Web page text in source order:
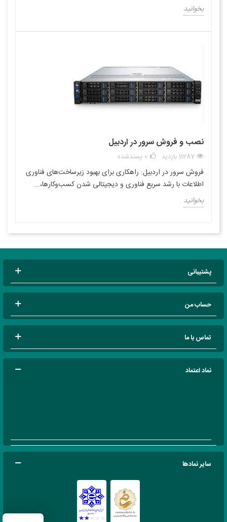
بخوانید
نصب و فروش سرور در اردبیل
11287 بازدید 0 پسندشده
فروش سرور در اردبیل: راهکاری برای بهبود زیرساخت‌های فناوری
اطلاعات با رشد سریع فناوری و دیجیتالی شدن کسب‌وکارها،...
بخوانید
پشتیبانی
حساب من
تماس با ما
نماد اعتماد
سایر نمادها